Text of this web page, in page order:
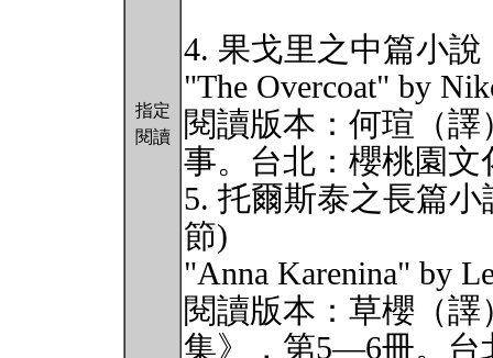
指定
閱讀
4. 果戈里之中篇小說
"The Overcoat" by
閱讀版本：何瑄（
事。台北：櫻桃園文
5. 托爾斯泰之長篇
節)
"Anna Karenina" by
閱讀版本：草櫻（
集》，第5—6冊。台